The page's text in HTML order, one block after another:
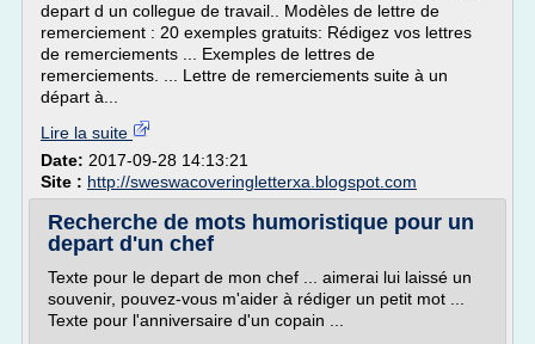
depart d un collegue de travail.. Modèles de lettre de
remerciement : 20 exemples gratuits: Rédigez vos lettres
de remerciements ... Exemples de lettres de
remerciements. ... Lettre de remerciements suite à un
départ à...
Lire la suite
Date: 2017-09-28 14:13:21
Site : http://sweswacoveringletterxa.blogspot.com
Recherche de mots humoristique pour un
depart d'un chef
Texte pour le depart de mon chef ... aimerai lui laissé un
souvenir, pouvez-vous m'aider à rédiger un petit mot ...
Texte pour l'anniversaire d'un copain ...